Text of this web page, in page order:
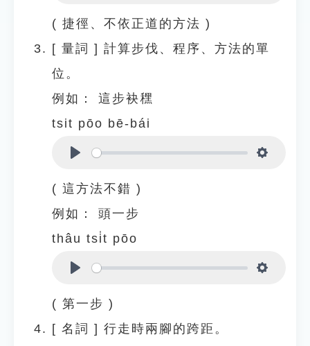
( 捷徑、不依正道的方法 )
[ 量詞 ] 計算步伐、程序、方法的單
位。
例如：
這步袂䆀
tsit pōo bē-bái
( 這方法不錯 )
例如：
頭一步
thâu tsi̍t pōo
( 第一步 )
[ 名詞 ] 行走時兩腳的跨距。